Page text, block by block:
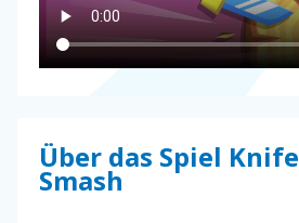
Über das Spiel Knife
Smash